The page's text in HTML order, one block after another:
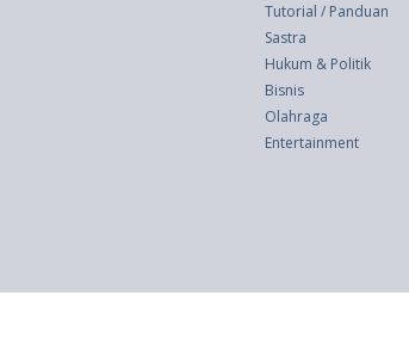
Tutorial / Panduan
Sastra
Hukum & Politik
Bisnis
Olahraga
Entertainment